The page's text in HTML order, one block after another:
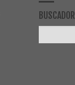
BUSCADOR